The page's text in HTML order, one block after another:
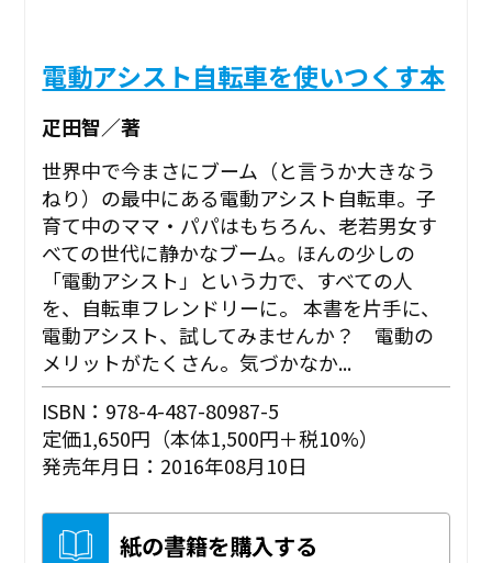
電動アシスト自転車を使いつくす本
疋田智／著
世界中で今まさにブーム（と言うか大きなう
ねり）の最中にある電動アシスト自転車。子
育て中のママ・パパはもちろん、老若男女す
べての世代に静かなブーム。ほんの少しの
「電動アシスト」という力で、すべての人
を、自転車フレンドリーに。 本書を片手に、
電動アシスト、試してみませんか？ 電動の
メリットがたくさん。気づかなか...
ISBN：978-4-487-80987-5
定価1,650円（本体1,500円＋税10%）
発売年月日：2016年08月10日
紙の書籍を購入する